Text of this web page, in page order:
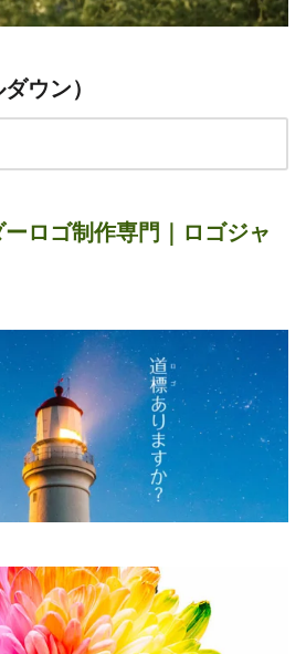
ウン）
ロゴ制作専門｜ロゴジャ